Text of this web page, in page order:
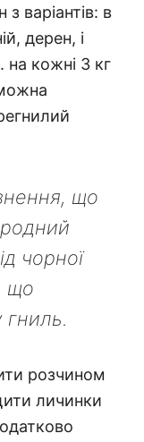
варіантів: в
дерен, і
на кожні 3 кг
що
чорної
що
гниль.
розчином
личинки